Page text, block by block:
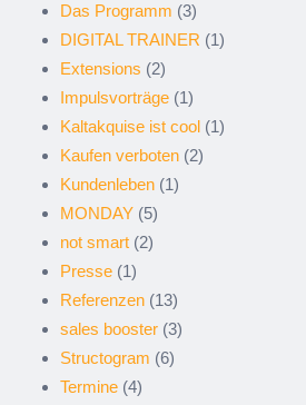
Das Programm (3)
DIGITAL TRAINER (1)
Extensions (2)
Impulsvorträge (1)
Kaltakquise ist cool (1)
Kaufen verboten (2)
Kundenleben (1)
MONDAY (5)
not smart (2)
Presse (1)
Referenzen (13)
sales booster (3)
Structogram (6)
Termine (4)